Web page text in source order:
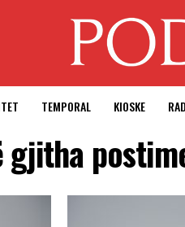
TEMPORAL KIOSKE
gjitha